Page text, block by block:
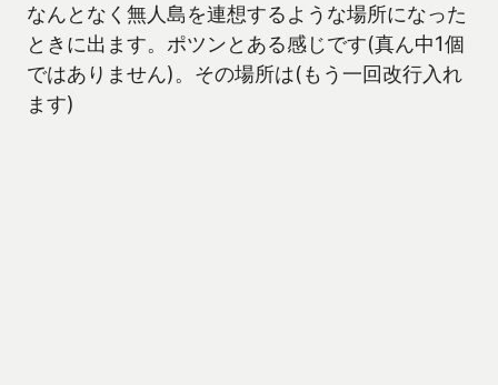
なんとなく無人島を連想するような場所になった
ときに出ます。ポツンとある感じです(真ん中1個
ではありません)。その場所は(もう一回改行入れ
ます)